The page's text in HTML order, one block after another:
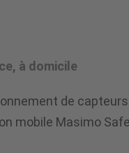
à domicile
de
mobile Masimo